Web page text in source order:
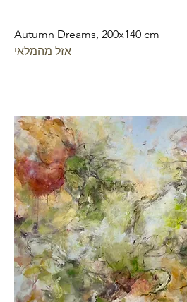
Autumn Dreams, 200x140 cm
אזל מהמלאי